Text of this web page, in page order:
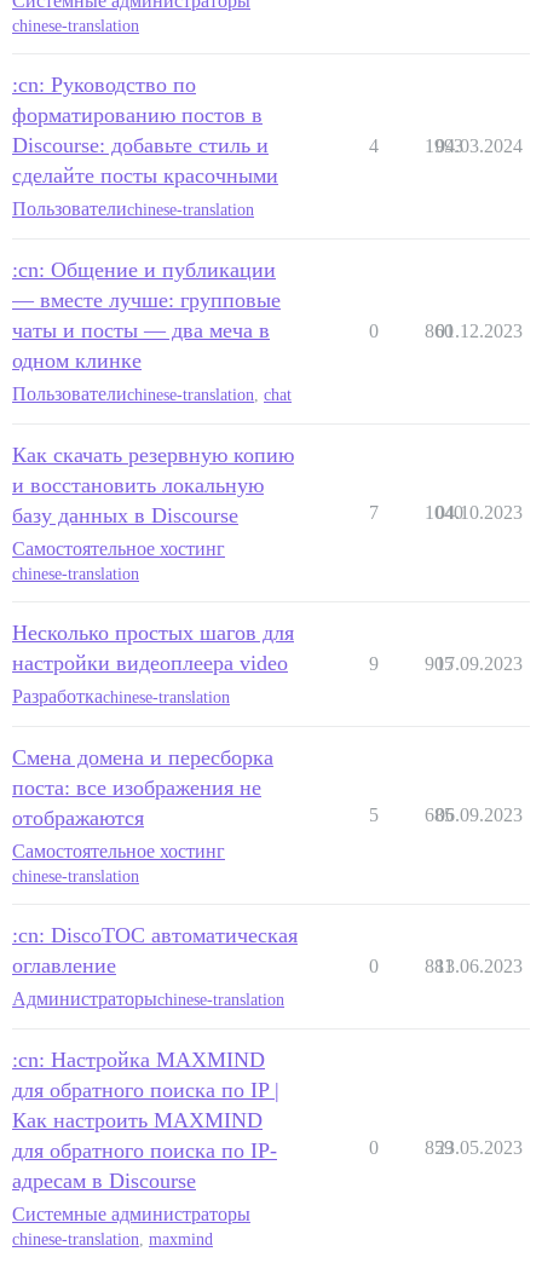
chinese-translation
:cn: Руководство по
форматированию постов в
Discourse: добавьте стиль и
сделайте посты красочными
Пользователиchinese-translation
4 1993
04.03.2024
:cn: Общение и публикации
— вместе лучше: групповые
чаты и посты — два меча в
одном клинке
Пользователиchinese-translation chat
0 860
01.12.2023
Как скачать резервную копию
и восстановить локальную
базу данных в Discourse
Самостоятельное хостинг
chinese-translation
7 1040
04.10.2023
Несколько простых шагов для
настройки видеоплеера video
Разработкаchinese-translation
9 905
17.09.2023
Смена домена и пересборка
поста: все изображения не
отображаются
Самостоятельное хостинг
chinese-translation
5 685
06.09.2023
:cn: DiscoTOC автоматическая
оглавление
Администраторыchinese-translation
0 881
13.06.2023
:cn: Настройка MAXMIND
для обратного поиска по IP |
Как настроить MAXMIND
для обратного поиска по IP-
адресам в Discourse
Системные администраторы
chinese-translation, maxmind
0 859
23.05.2023